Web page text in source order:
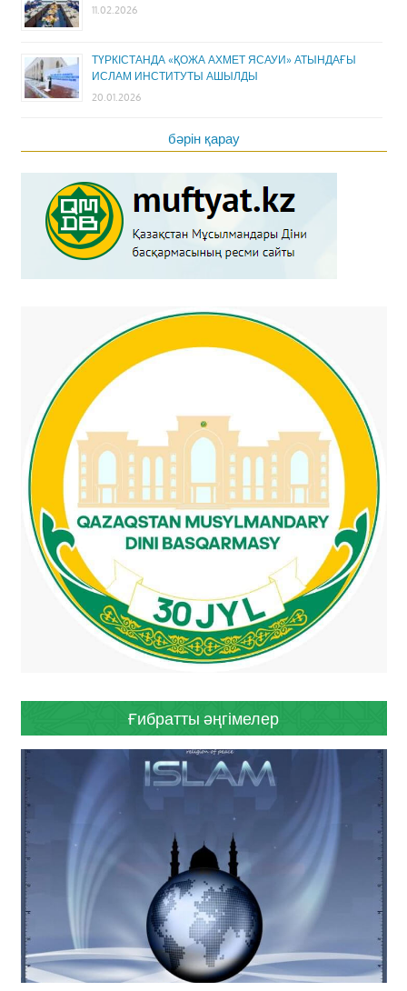
11.02.2026
ТҮРКІСТАНДА «ҚОЖА АХМЕТ ЯСАУИ» АТЫНДАҒЫ
ИСЛАМ ИНСТИТУТЫ АШЫЛДЫ
20.01.2026
бәрін қарау
Ғибратты әңгімелер